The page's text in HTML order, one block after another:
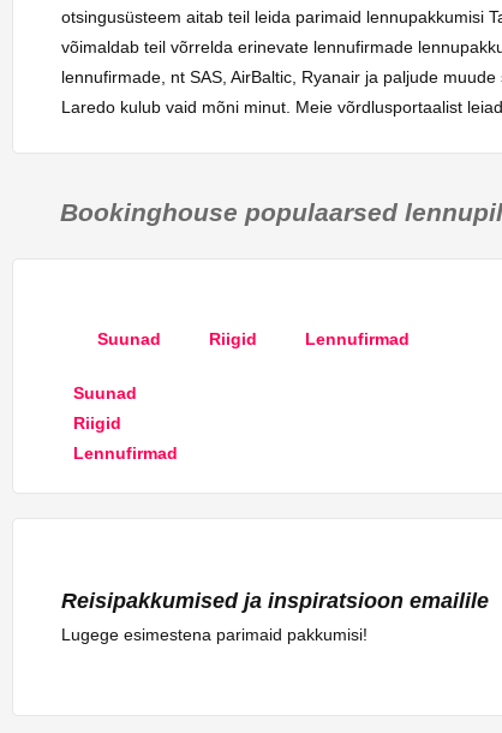
otsingusüsteem aitab teil leida parimaid lennupakkumisi
võimaldab teil võrrelda erinevate lennufirmade
lennufirmade, nt SAS, AirBaltic, Ryanair ja paljude
Laredo kulub vaid mõni minut. Meie võrdlusportaalist
Bookinghouse populaarsed
Suunad Riigid Lennufirmad
Suunad
Riigid
Lennufirmad
Reisipakkumised ja inspiratsioon emailile
Lugege esimestena parimaid pakkumisi!